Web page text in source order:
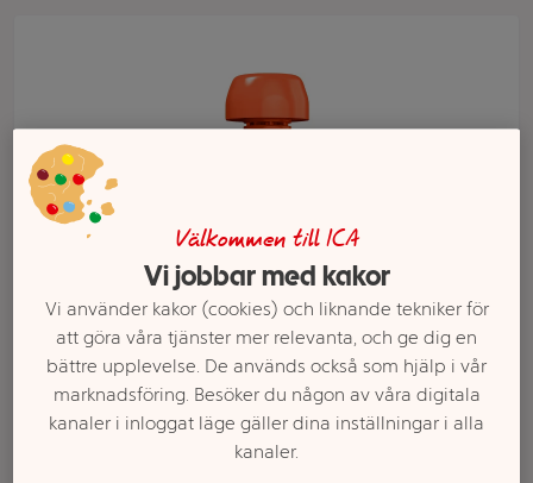
Välkommen till ICA
Vi jobbar med kakor
Vi använder kakor (cookies) och liknande tekniker för
att göra våra tjänster mer relevanta, och ge dig en
bättre upplevelse. De används också som hjälp i vår
marknadsföring. Besöker du någon av våra digitala
kanaler i inloggat läge gäller dina inställningar i alla
kanaler.